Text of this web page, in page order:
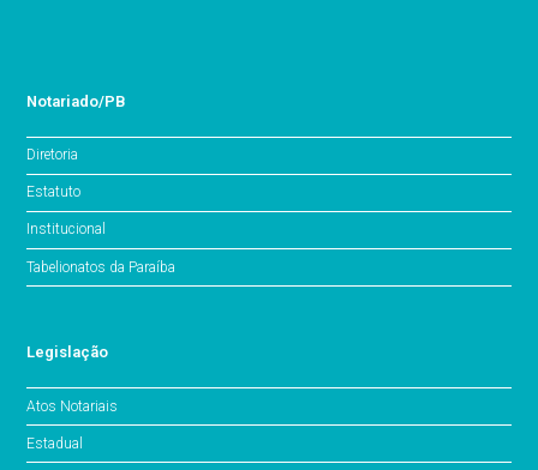
Notariado/PB
Diretoria
Estatuto
Institucional
Tabelionatos da Paraíba
Legislação
Atos Notariais
Estadual